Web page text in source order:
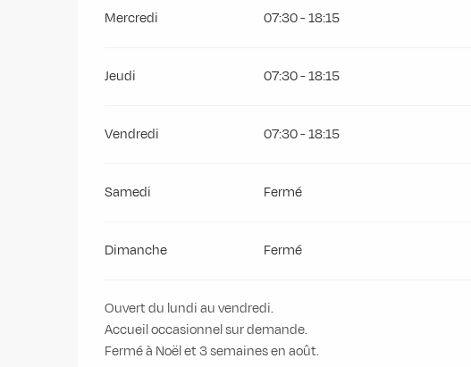
Mercredi 07:30 - 18:15
Jeudi 07:30 - 18:15
Vendredi 07:30 - 18:15
Samedi Fermé
Dimanche Fermé
Ouvert du lundi au vendredi.
Accueil occasionnel sur demande.
Fermé à Noël et 3 semaines en août.